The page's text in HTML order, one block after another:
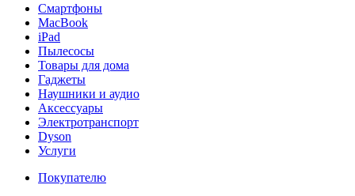
Смартфоны
MacBook
iPad
Пылесосы
Товары для дома
Гаджеты
Наушники и аудио
Аксессуары
Электротранспорт
Dyson
Услуги
Покупателю